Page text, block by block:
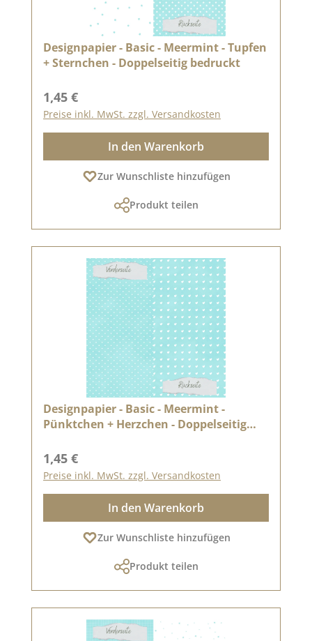
Designpapier - Basic - Meermint - Tupfen
+ Sternchen - Doppelseitig bedruckt
Regulärer Preis:
1,45 €
Preise inkl. MwSt. zzgl. Versandkosten
In den Warenkorb
Zur Wunschliste hinzufügen
Produkt teilen
Designpapier - Basic - Meermint -
Pünktchen + Herzchen - Doppelseitig
Regulärer Preis:
1,45 €
Preise inkl. MwSt. zzgl. Versandkosten
In den Warenkorb
Zur Wunschliste hinzufügen
Produkt teilen